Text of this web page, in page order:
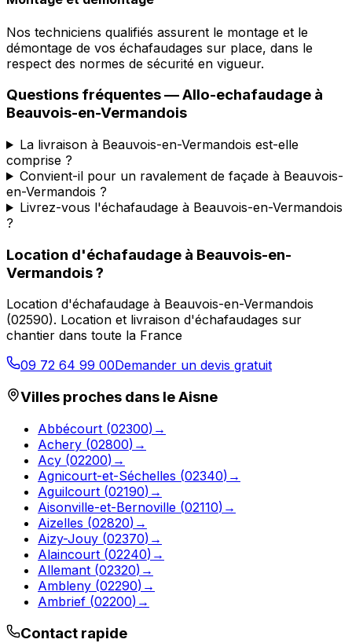
Nos techniciens qualifiés assurent le montage et le
démontage de vos échafaudages sur place, dans le
respect des normes de sécurité en vigueur.
Questions fréquentes —Allo-echafaudage à
Beauvois-en-Vermandois
La livraison à Beauvois-en-Vermandois est-elle
comprise ?
Convient-il pour un ravalement de façade à Beauvois-
en-Vermandois ?
Livrez-vous l'échafaudage à Beauvois-en-Vermandois
?
Location d'échafaudage à Beauvois-en-
Vermandois?
Location d'échafaudage à Beauvois-en-Vermandois
(02590). Location et livraison d'échafaudages sur
chantier dans toute la France
09 72 64 99 00Demander un devis gratuit
Villes proches dans leAisne
Abbécourt (02300) →
Achery (02800) →
Acy (02200) →
Agnicourt-et-Séchelles (02340) →
Aguilcourt (02190) →
Aisonville-et-Bernoville (02110) →
Aizelles (02820) →
Aizy-Jouy (02370) →
Alaincourt (02240) →
Allemant (02320) →
Ambleny (02290) →
Ambrief (02200) →
Contact rapide